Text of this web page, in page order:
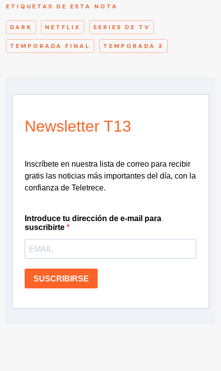
ETIQUETAS DE ESTA NOTA
DARK NETFLIX SERIES DE TV
TEMPORADA FINAL TEMPORADA 3
Newsletter T13
Inscríbete en nuestra lista de correo para recibir
gratis las noticias más importantes del día, con la
confianza de Teletrece.
Introduce tu dirección de e-mail para
suscribirte
SUSCRIBIRSE